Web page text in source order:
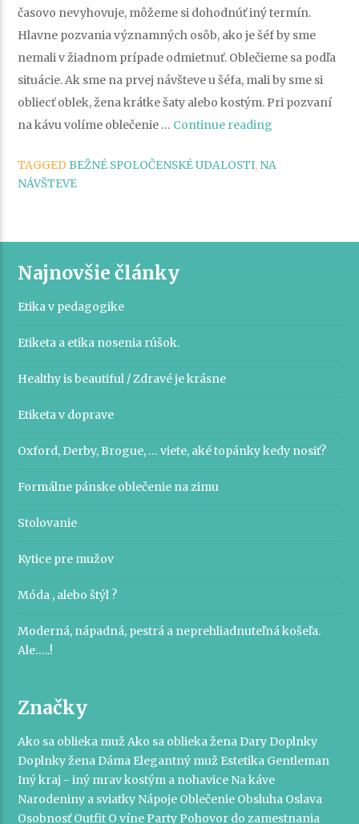
časovo nevyhovuje, môžeme si dohodnúť iný termín.
Hlavne pozvania významných osôb, ako je šéf by sme
nemali v žiadnom prípade odmietnuť. Oblečieme sa podľa
situácie. Ak sme na prvej návšteve u šéfa, mali by sme si
obliecť oblek, žena krátke šaty alebo kostým. Pri pozvaní
na kávu volíme oblečenie … Continue reading
návštevu“
TAGGED BEŽNÉ SPOLOČENSKÉ UDALOSTI, NA
NÁVŠTEVE
Najnovšie články
Etika v pedagogike
Etiketa a etika nosenia rúšok.
Healthy is beautiful / Zdravé je krásne
Etiketa v doprave
Oxford, Derby, Brogue, … viete, aké topánky kedy nosiť?
Formálne pánske oblečenie na zimu
Stolovanie
Kytice pre mužov
Móda , alebo štýl ?
Moderná, nápadná, pestrá a neprehliadnuteľná košeľa.
Ale…..!
Značky
Ako sa oblieka muž Ako sa oblieka ženaDaryDoplnky
Doplnky ženaDáma Elegantný muž Estetika Gentleman
Iný kraj - iný mravkostým a nohavice Na káve
Narodeniny a sviatky Nápoje Oblečenie Obsluha Oslava
OsobnosťOutfit O víne Party Pohovor do zamestnania